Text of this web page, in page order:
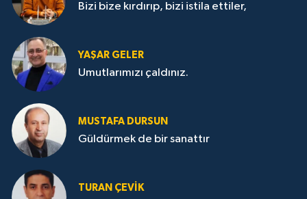
Bizi bize kırdırıp, bizi istila ettiler,
YAŞAR GELER
Umutlarımızı çaldınız.
MUSTAFA DURSUN
Güldürmek de bir sanattır
TURAN ÇEVİK